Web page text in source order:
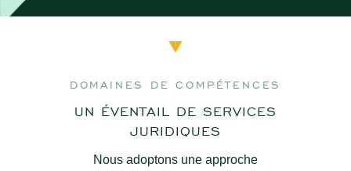
DOMAINES DE COMPÉTENCES
UN ÉVENTAIL DE SERVICES
JURIDIQUES
Nous adoptons une approche